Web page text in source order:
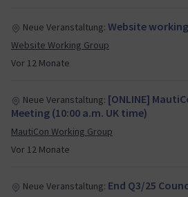
Vor 12 Monate
Neue Veranstaltung: Website
Website Working Group
Vor 12 Monate
Neue Veranstaltung: [ONLINE]
Meeting (10:00 a.m. UK time)
MautiCon Working Group
Neue Veranstaltung: End Q3/25